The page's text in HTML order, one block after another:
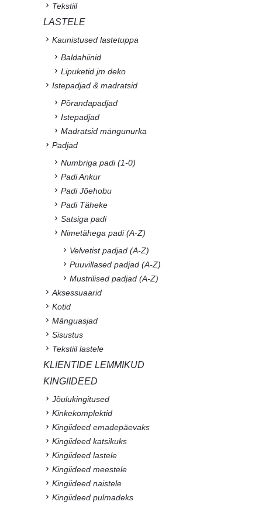
Tekstiil
LASTELE
Kaunistused lastetuppa
Baldahiinid
Lipuketid jm deko
Istepadjad & madratsid
Põrandapadjad
Istepadjad
Madratsid mängunurka
Padjad
Numbriga padi (1-0)
Padi Ankur
Padi Jõehobu
Padi Täheke
Satsiga padi
Nimetähega padi (A-Z)
Velvetist padjad (A-Z)
Puuvillased padjad (A-Z)
Mustrilised padjad (A-Z)
Aksessuaarid
Kotid
Mänguasjad
Sisustus
Tekstiil lastele
KLIENTIDE LEMMIKUD
KINGIIDEED
Jõulukingitused
Kinkekomplektid
Kingiideed emadepäevaks
Kingiideed katsikuks
Kingiideed lastele
Kingiideed meestele
Kingiideed naistele
Kingiideed pulmadeks